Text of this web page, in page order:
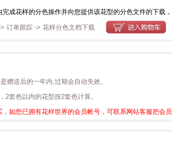
成花样的分色操作并向您提供该花型的分色文件的下载，
订单跟踪 -> 花样分色文档下载
赠送后的一年内,过期会自动失效。
2套色以内的花型按2套色计算。
如您已拥有花样世界的会员帐号，可联系网站客服把会员